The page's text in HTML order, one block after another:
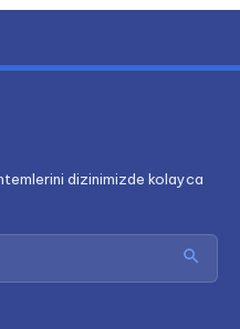
dizinimizde kolayca